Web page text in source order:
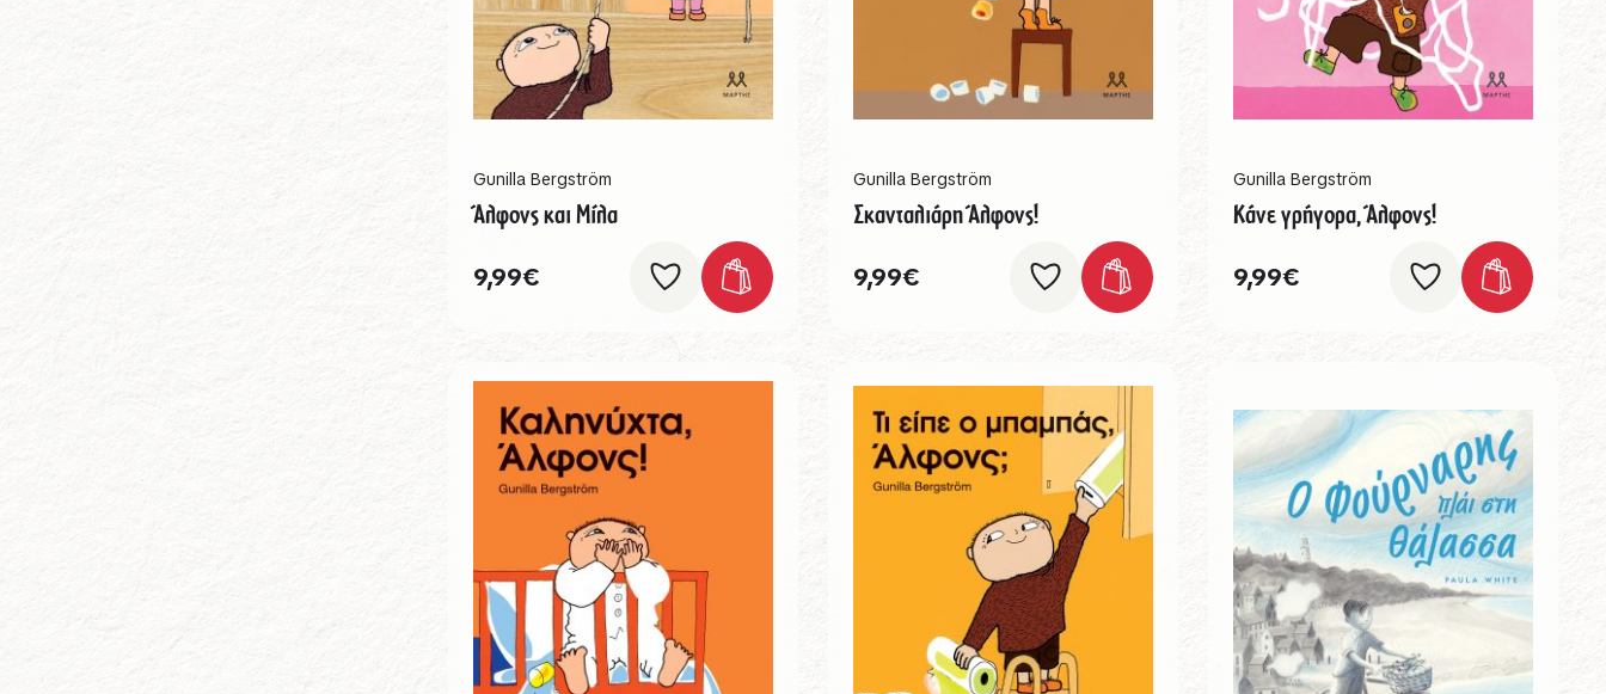
Gunilla Bergström
Άλφονς και Μίλα
9,99€
Gunilla Bergström
Σκανταλιάρη Άλφονς!
9,99€
Gunilla Bergström
Κάνε γρήγορα, Άλφονς!
9,99€